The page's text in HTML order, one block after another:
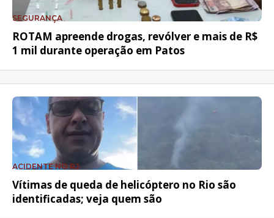
SEGURANÇA
ROTAM apreende drogas, revólver e mais de R$
1 mil durante operação em Patos
ACIDENTE NO RJ
Vítimas de queda de helicóptero no Rio são
identificadas; veja quem são